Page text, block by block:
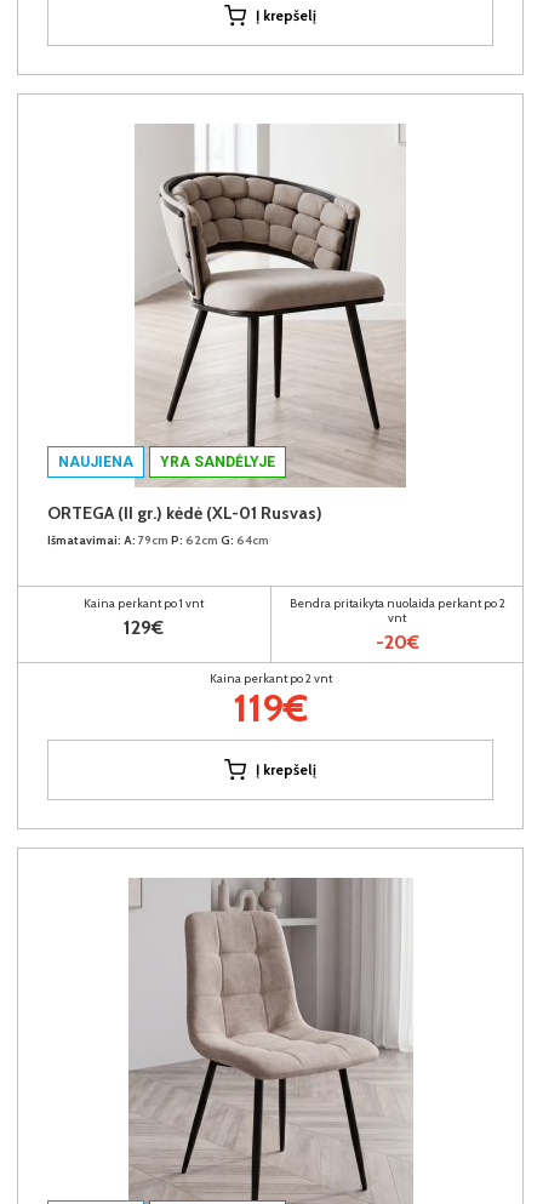
Į krepšelį
NAUJIENA YRA SANDĖLYJE
ORTEGA (II gr.) kėdė (XL-01 Rusvas)
Išmatavimai: A: 79cm P: 62cm G: 64cm
Kaina perkant po 1 vnt
129€
Bendra pritaikyta nuolaida perkant po 2
vnt
-20€
Kaina perkant po 2 vnt
119€
Į krepšelį